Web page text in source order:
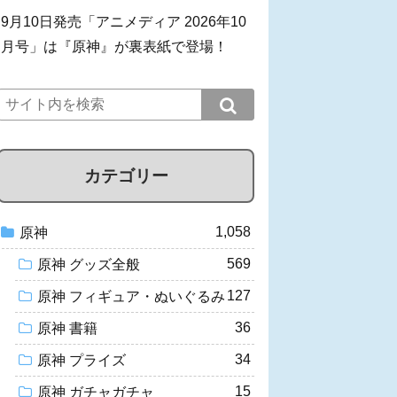
9月10日発売「アニメディア 2026年10
月号」は『原神』が裏表紙で登場！
カテゴリー
原神 1,058
原神 グッズ全般 569
原神 フィギュア・ぬいぐるみ 127
原神 書籍 36
原神 プライズ 34
原神 ガチャガチャ 15